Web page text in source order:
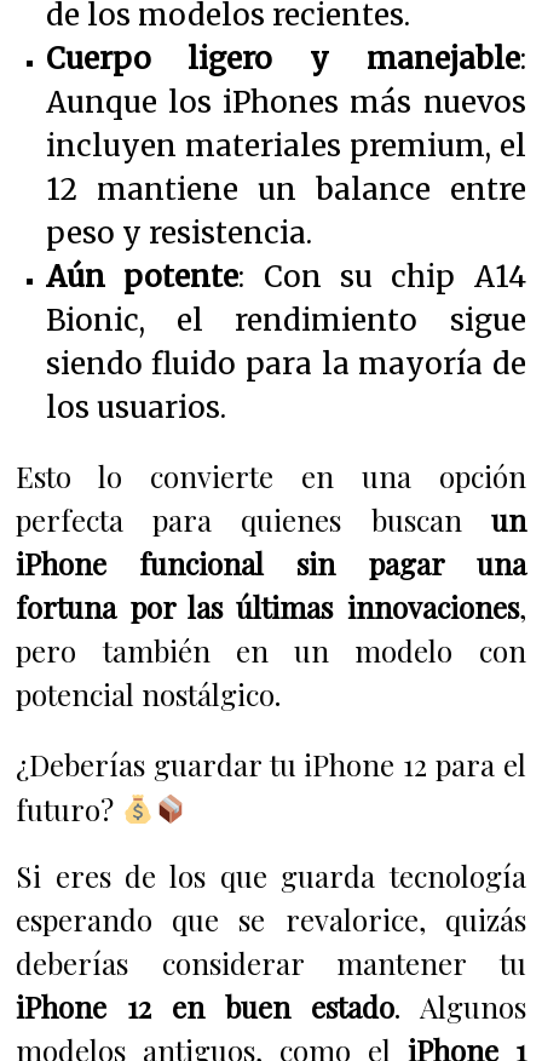
de los modelos recientes.
Cuerpo ligero y manejable:
Aunque los iPhones más nuevos
incluyen materiales premium, el
12 mantiene un balance entre
peso y resistencia.
Aún potente: Con su chip A14
Bionic, el rendimiento sigue
siendo fluido para la mayoría de
los usuarios.
Esto lo convierte en una opción
perfecta para quienes buscan un
iPhone funcional sin pagar una
fortuna por las últimas innovaciones,
pero también en un modelo con
potencial nostálgico.
¿Deberías guardar tu iPhone 12 para el
futuro?
Si eres de los que guarda tecnología
esperando que se revalorice, quizás
deberías considerar mantener tu
iPhone 12 en buen estado. Algunos
modelos antiguos, como el iPhone 1